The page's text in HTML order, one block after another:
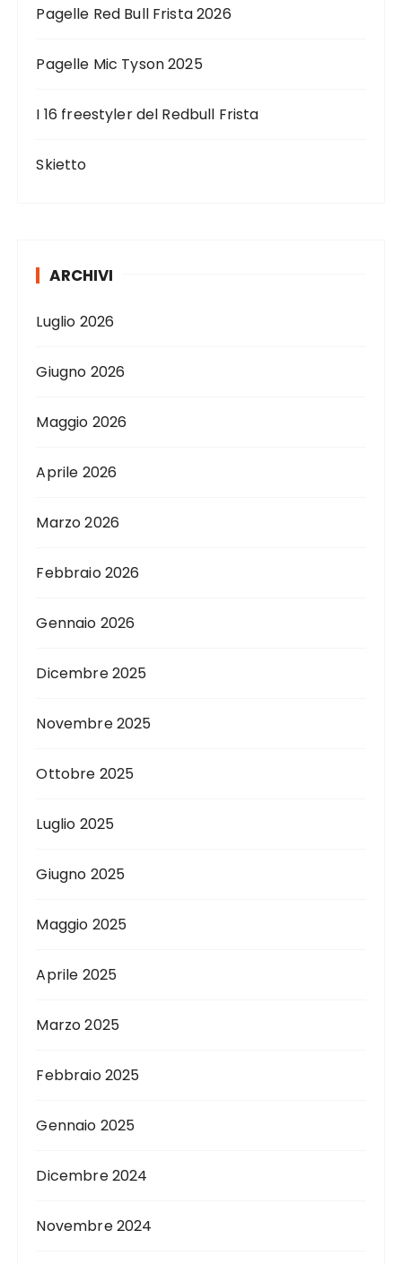
Pagelle Red Bull Frista 2026
Pagelle Mic Tyson 2025
I 16 freestyler del Redbull Frista
Skietto
ARCHIVI
Luglio 2026
Giugno 2026
Maggio 2026
Aprile 2026
Marzo 2026
Febbraio 2026
Gennaio 2026
Dicembre 2025
Novembre 2025
Ottobre 2025
Luglio 2025
Giugno 2025
Maggio 2025
Aprile 2025
Marzo 2025
Febbraio 2025
Gennaio 2025
Dicembre 2024
Novembre 2024